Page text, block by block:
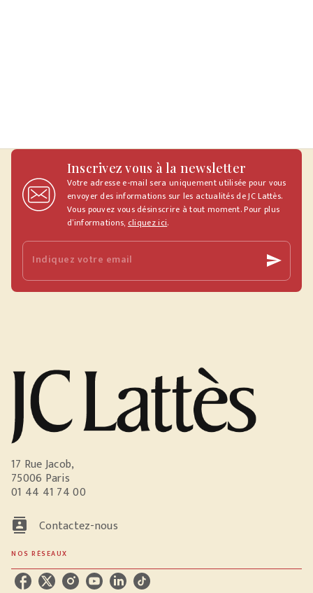
Inscrivez vous à la newsletter
Votre adresse e-mail sera uniquement utilisée pour vous
envoyer des informations sur les actualités de JC Lattès.
Vous pouvez vous désinscrire à tout moment. Pour plus
d’informations, cliquez ici.
Indiquez votre email send
17 Rue Jacob,
75006 Paris
01 44 41 74 00
contacts Contactez-nous
NOS RÉSEAUX